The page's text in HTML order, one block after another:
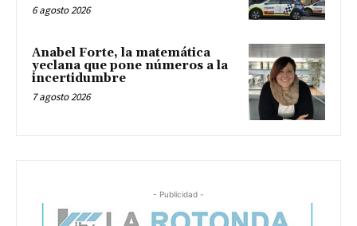
6 agosto 2026
Anabel Forte, la matemática
yeclana que pone números a la
incertidumbre
7 agosto 2026
- Publicidad -